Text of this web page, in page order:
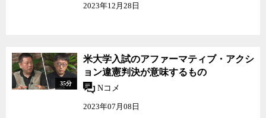
ャーナリストの神保哲生と社会学者の宮台真司が議論した。
2023年12月28日
35分
米大学入試のアファーマティブ・アクシ
ョン違憲判決が意味するもの
Nコメ
2023年07月08日